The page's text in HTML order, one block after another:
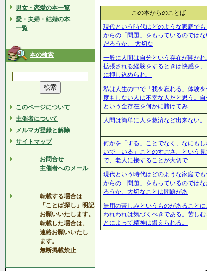
男女・恋愛の本一覧
愛・夫婦・結婚の本
一覧
本の検索
このページについて
主催者について
メルマガ登録と解除
サイトマップ
お問合せ
主催者へのメール
転載する場合は
「ことば探し」明記
お願いいたします。
転載した場合は、
連絡お願いいたし
ます。
無断掲載禁止
この本からのことば
現代という時代はどのような家庭でも
からの「問題」をもっているのでは
だろうか。 大切な
一般に人間は自分という存在が開かれ
拡張される経験をするときは快感を、
に押し込められ、
私は人生の中で「我を忘れる」体験
度もしない人は不幸な人だと思う。
という全存在を何かに賭けてみ
人間は簡単に人を救済など出来ない。
何かを「する」ことでなく、なにもし
いで「いる」ことのすごさ、という
で、老人に接することが大切で
現代という時代はどのような家庭で
からの「問題」をもっているのでは
ろうか。大切なことは問題があ
無用の苦しみというものがあることに
われわれは気づくべきである。苦しむ
とによって精神は鍛えられる。